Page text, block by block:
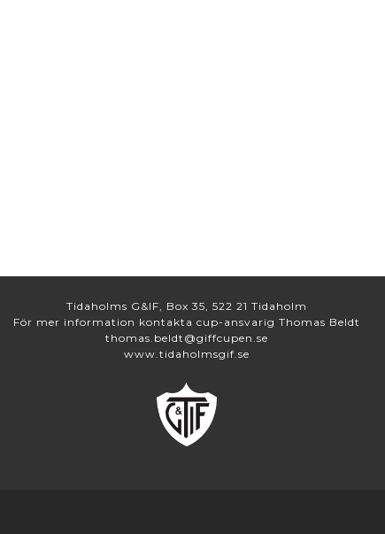
Tidaholms G&IF, Box 35, 522 21 Tidaholm
För mer information kontakta cup-ansvarig Thomas Beldt
thomas.beldt@giffcupen.se
www.tidaholmsgif.se